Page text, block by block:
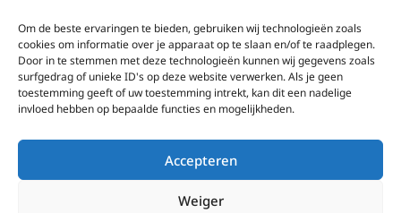
Om de beste ervaringen te bieden, gebruiken wij technologieën zoals
cookies om informatie over je apparaat op te slaan en/of te raadplegen.
Door in te stemmen met deze technologieën kunnen wij gegevens zoals
surfgedrag of unieke ID's op deze website verwerken. Als je geen
toestemming geeft of uw toestemming intrekt, kan dit een nadelige
invloed hebben op bepaalde functies en mogelijkheden.
Accepteren
Weiger
Info
Contacteer ons
Algemene & bijzondere voorwaarden
Brief herroepingsrecht